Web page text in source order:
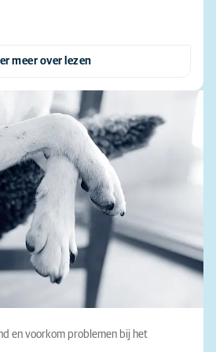
meer over lezen
en voorkom problemen bij het